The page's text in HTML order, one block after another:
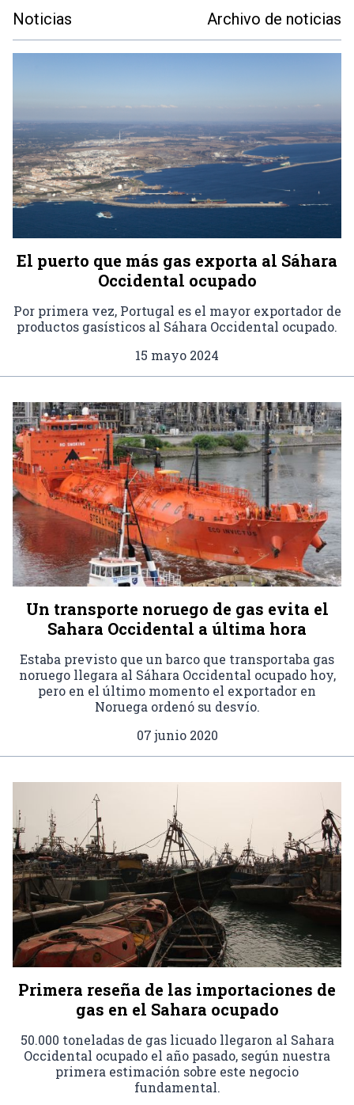
Noticias Archivo de noticias
El puerto que más gas exporta al Sáhara
Occidental ocupado
Por primera vez, Portugal es el mayor exportador de
productos gasísticos al Sáhara Occidental ocupado.
15 mayo 2024
Un transporte noruego de gas evita el
Sahara Occidental a última hora
Estaba previsto que un barco que transportaba gas
noruego llegara al Sáhara Occidental ocupado hoy,
pero en el último momento el exportador en
Noruega ordenó su desvío.
07 junio 2020
Primera reseña de las importaciones de
gas en el Sahara ocupado
50.000 toneladas de gas licuado llegaron al Sahara
Occidental ocupado el año pasado, según nuestra
primera estimación sobre este negocio
fundamental.